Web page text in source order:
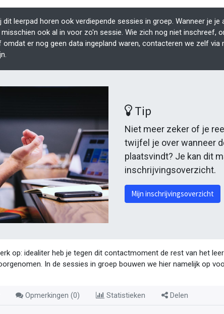
dit leerpad horen ook verdiepende sessies in groep. Wanneer je
misschien ook al in voor zo'n sessie. Wie zich nog niet inschreef,
omdat er nog geen data ingepland waren, contacteren we zelf via
Tip
Niet meer zeker of je
twijfel je over wanneer
plaatsvindt? Je kan dit
inschrijvingsoverzicht.
Mijn inschrijvingsoverzicht
op: idealiter heb je tegen dit contactmoment de rest van het
In de sessies in groep bouwen we hier namelijk op
Opmerkingen (0) Statistieken Delen